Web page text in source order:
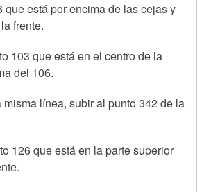
que está por encima de las cejas y
frente.
103 que está en el centro de la
del 106.
línea, subir al punto 342 de la
126 que está en la parte superior